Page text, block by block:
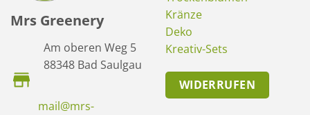
Mrs Greenery
Am oberen Weg 5
88348 Bad Saulgau
mail@mrs-
Kränze
Deko
Kreativ-Sets
WIDERRUFEN